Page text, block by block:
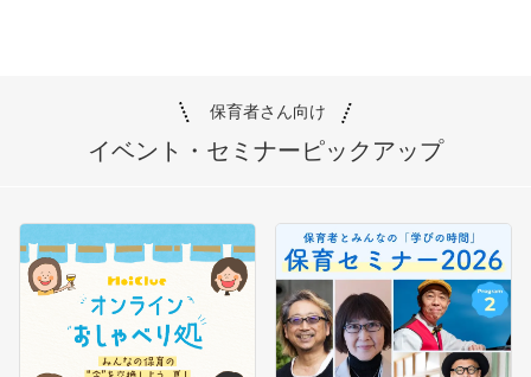
保育者さん向け
イベント・セミナーピックアップ